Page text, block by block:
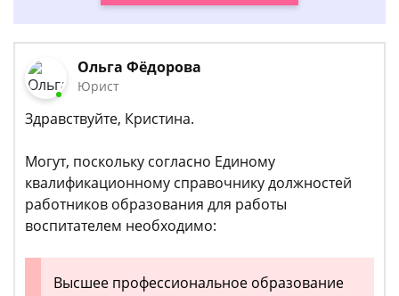
Ольга Фёдорова
Юрист
Здравствуйте, Кристина.
Могут, поскольку согласно Единому
квалификационному справочнику должностей
работников образования для работы
воспитателем необходимо:
Высшее профессиональное образование